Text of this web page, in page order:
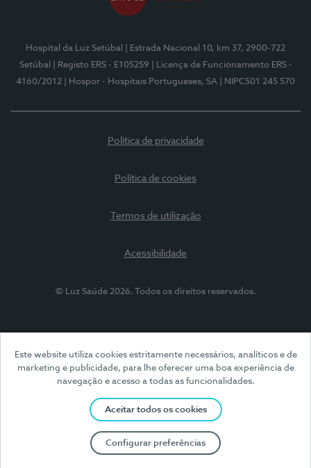
Este website utiliza cookies estritamente necessários, analíticos e de
marketing e publicidade, para lhe oferecer uma boa experiência de
navegação e acesso a todas as funcionalidades.
Aceitar todos os cookies
Configurar preferências
Hospital da Luz Setúbal
| Estrada Nacional 10, km 37, 2900-722
Setúbal
| Registo ERS - E105259
| Licença de Funcionamento ERS -
4160/2012
| Hospor - Hospitais Portugueses, SA | NIPC501 245 570
Política de privacidade
Política de cookies
Termos de utilização
Acessibilidade
© Luz Saúde 2026. Todos os direitos reservados.